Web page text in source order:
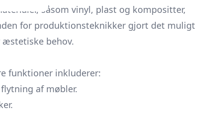
såsom vinyl, plast og kompositter,
for produktionsteknikker gjort det muligt
behov.
funktioner inkluderer:
af møbler.